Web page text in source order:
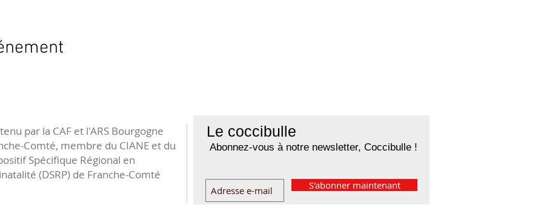
Le coccibulle
Abonnez-vous à notre newsletter, Coccibulle !
S'abonner maintenant
par la CAF et l'ARS Bourgogne
Comté, membre du CIANE et du
Spécifique Régional en
(DSRP) de Franche-Comté